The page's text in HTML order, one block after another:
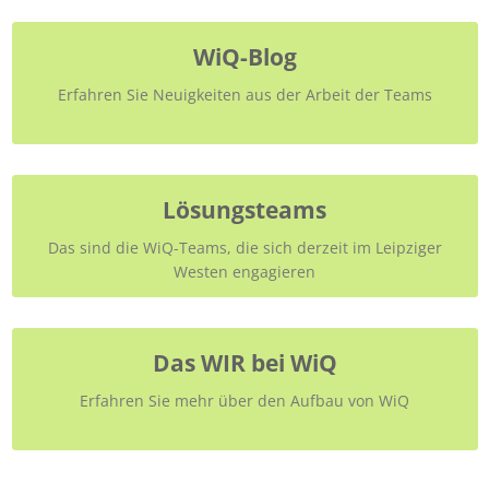
WiQ-Blog
Erfahren Sie Neuigkeiten aus der Arbeit der Teams
Lösungsteams
Das sind die WiQ-Teams, die sich derzeit im Leipziger
Westen engagieren
Das WIR bei WiQ
Erfahren Sie mehr über den Aufbau von WiQ